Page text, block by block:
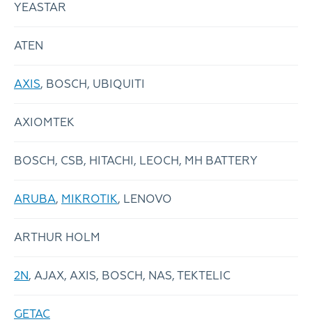
YEASTAR
ATEN
AXIS, BOSCH, UBIQUITI
AXIOMTEK
BOSCH, CSB, HITACHI, LEOCH, MH BATTERY
ARUBA, MIKROTIK, LENOVO
ARTHUR HOLM
2N, AJAX, AXIS, BOSCH, NAS, TEKTELIC
GETAC